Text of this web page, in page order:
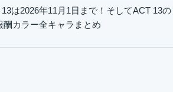
13は2026年11月1日まで！そしてACT 13の
酬カラー全キャラまとめ